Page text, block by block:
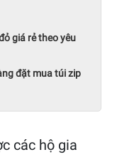
giá rẻ theo yêu
đặt mua túi zip
các hộ gia